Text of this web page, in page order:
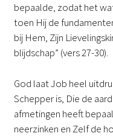
bepaalde, zodat het
toen Hij de
bij Hem, Zijn
blijdschap” (vers 27-30).
God laat Job heel
Schepper is, Die de
afmetingen heeft
neerzinken en Zelf de